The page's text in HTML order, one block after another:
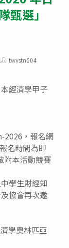
甄選」
Posttwvstn604
經濟學甲子
，報名網
名時間為即
附本活動競賽
學生財經知
協會再次邀
學奧林匹亞